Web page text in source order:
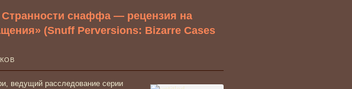
снаффа — рецензия на
(Snuff Perversions: Bizarre Cases
ведущий расследование серии